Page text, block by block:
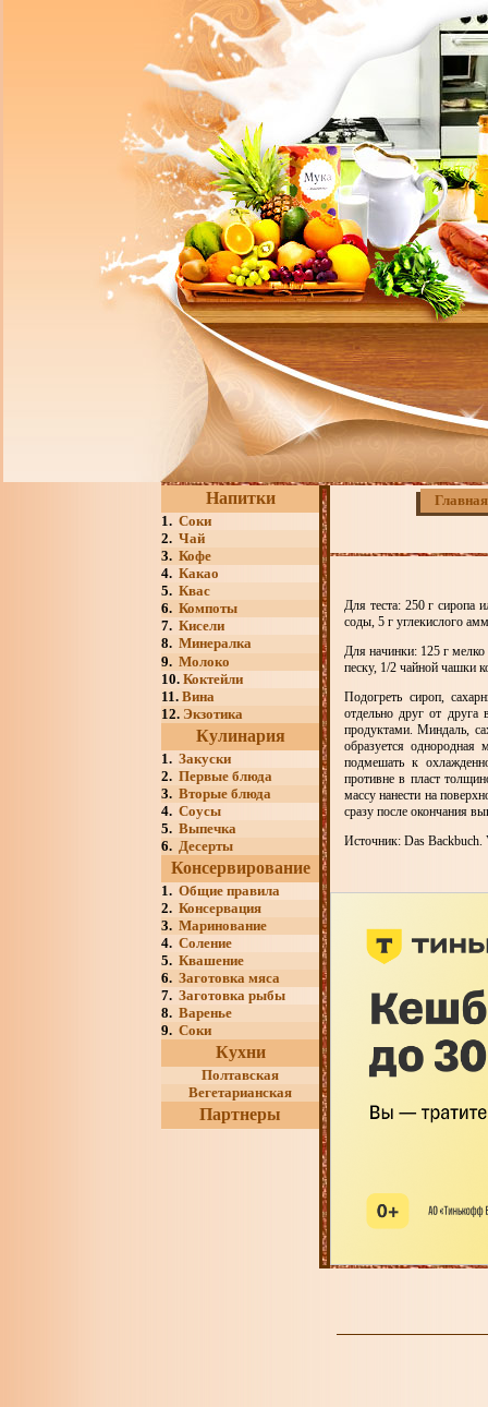
Напитки
1. Соки
2. Чай
3. Кофе
4. Какао
5. Квас
6. Компоты
7. Кисели
8. Минералка
9. Молоко
10. Коктейли
11. Вина
12. Экзотика
Кулинария
1. Закуски
2. Первые блюда
3. Вторые блюда
4. Соусы
5. Выпечка
6. Десерты
Консервирование
1. Общие правила
2. Консервация
3. Маринование
4. Соление
5. Квашение
6. Заготовка мяса
7. Заготовка рыбы
8. Варенье
9. Соки
Кухни
Полтавская
Вегетарианская
Партнеры
Главная
Для теста: 250 г сиропа
соды, 5 г углекислого
Для начинки: 125 г мелко
песку, 1/2 чайной чашки
Подогреть сироп,
отдельно друг от
продуктами. Миндаль,
образуется однородная
подмешать к
противне в пласт
массу нанести на
сразу после окончания
Источник: Das Backbuch.